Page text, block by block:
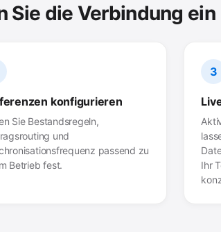
Sie die Verbindung ein
konfigurieren
Sie Bestandsregeln,
und
passend zu
Betrieb fest.
3
Ihr